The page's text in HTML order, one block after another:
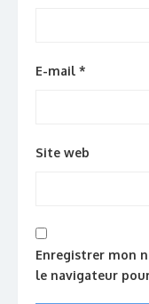
E-mail *
Site web
Enregistrer mon
le navigateur